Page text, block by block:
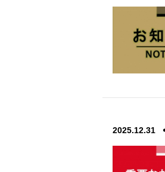
2025.12.31